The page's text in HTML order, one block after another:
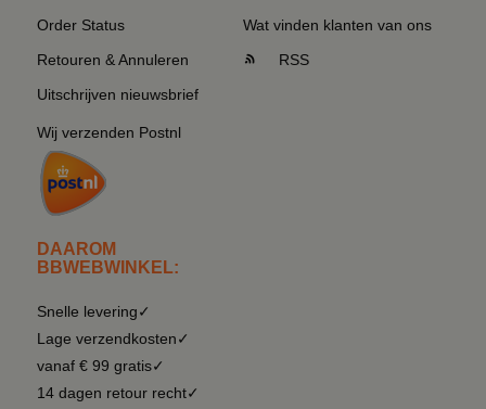
Order Status
Retouren & Annuleren
Uitschrijven nieuwsbrief
Wij verzenden Postnl
DAAROM
BBWEBWINKEL:
Snelle levering✓
Lage verzendkosten✓
vanaf € 99 gratis✓
14 dagen retour recht✓
Wat vinden klanten van ons
RSS